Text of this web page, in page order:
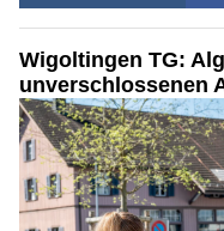
Wigoltingen TG:
unverschlossenen